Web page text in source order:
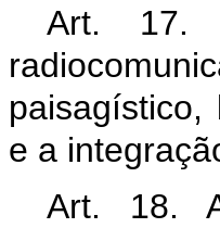
Art. 17.
e a
Art. 18.